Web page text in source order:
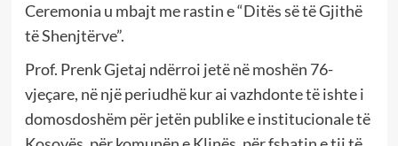
Ceremonia u mbajt me rastin e “Ditës së të Gjithë
të Shenjtërve”.
Prof. Prenk Gjetaj ndërroi jetë në moshën 76-
vjeçare, në një periudhë kur ai vazhdonte të ishte i
domosdoshëm për jetën publike e institucionale të